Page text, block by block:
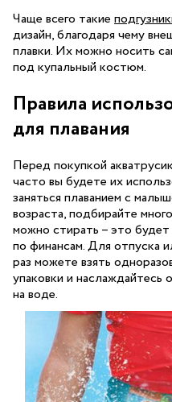
Чаще всего такие
дизайн, благодаря чему
плавки. Их можно носить
под купальный костюм.
Правила
для плавания
Перед покупкой
часто вы будете их
заняться плаванием с
возраста, подбирайте
можно стирать – это
по финансам. Для отпуска
раз можете взять
упаковки и
на воде.